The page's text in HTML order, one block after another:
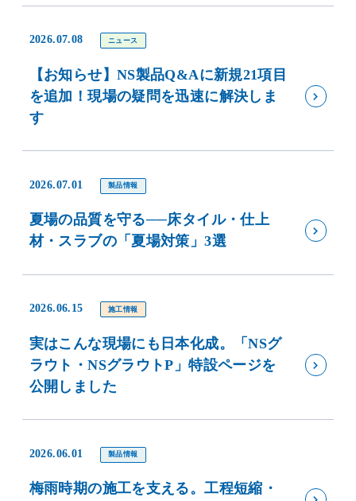
2026.07.08 ニュース
【お知らせ】NS製品Q&Aに新規21項目
を追加！現場の疑問を迅速に解決しま
す
2026.07.01 製品情報
夏場の品質を守る──床タイル・仕上
材・スラブの「夏場対策」3選
2026.06.15 施工情報
実はこんな現場にも日本化成。「NSグ
ラウト・NSグラウトP」特設ページを
公開しました
2026.06.01 製品情報
梅雨時期の施工を支える。工程短縮・